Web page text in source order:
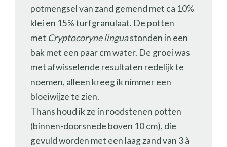
potmengsel van zand gemend met ca 10%
klei en 15% turfgranulaat. De potten
met Cryptocoryne linguastonden in een
bak met een paar cm water. De groei was
met afwisselende resultaten redelijk te
noemen, alleen kreeg ik nimmer een
bloeiwijze te zien.
Thans houd ik ze in roodstenen potten
(binnen-doorsnede boven 10 cm), die
gevuld worden met een laag zand van 3 à